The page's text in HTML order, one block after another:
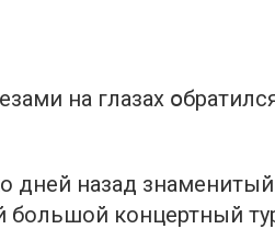
на глазах
дней назад
большой концертный